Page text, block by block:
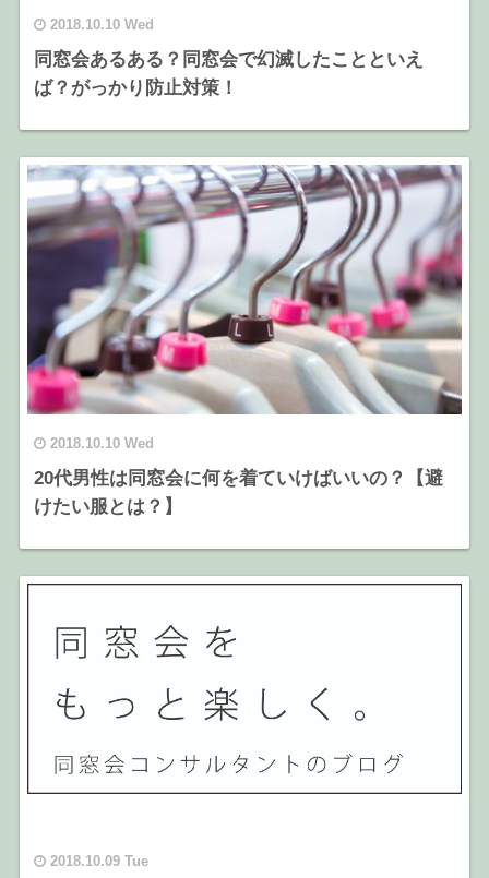
2018.10.10 Wed
同窓会あるある？同窓会で幻滅したことといえ
ば？がっかり防止対策！
2018.10.10 Wed
20代男性は同窓会に何を着ていけばいいの？【避
けたい服とは？】
2018.10.09 Tue